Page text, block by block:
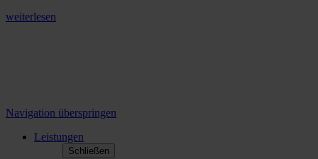
weiterlesen
Navigation überspringen
Leistungen
Schließen